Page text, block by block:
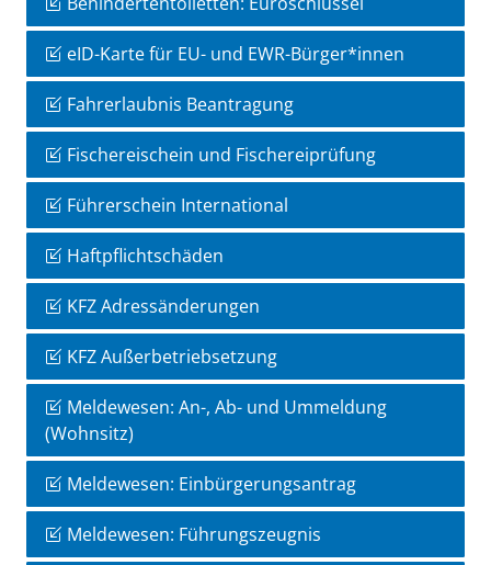
eID-Karte für EU- und EWR-Bürger*innen
Fahrerlaubnis Beantragung
Fischereischein und Fischereiprüfung
Führerschein International
Haftpflichtschäden
KFZ Adressänderungen
KFZ Außerbetriebsetzung
Meldewesen: An-, Ab- und Ummeldung
(Wohnsitz)
Meldewesen: Einbürgerungsantrag
Meldewesen: Führungszeugnis